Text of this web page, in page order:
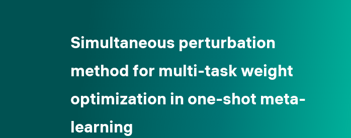
Simultaneous perturbation
method for multi-task weight
optimization in one-shot meta-
learning